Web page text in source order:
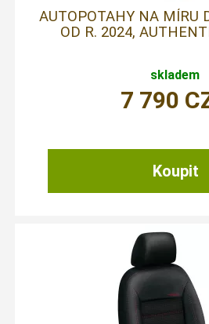
AUTOPOTAHY NA MÍRU
OD R. 2024,
skladem
7 790